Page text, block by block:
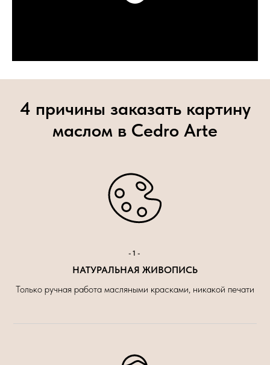
4 причины заказать картину
маслом в Cedro Arte
-1-
НАТУРАЛЬНАЯ ЖИВОПИСЬ
Только ручная работа масляными красками, никакой печати